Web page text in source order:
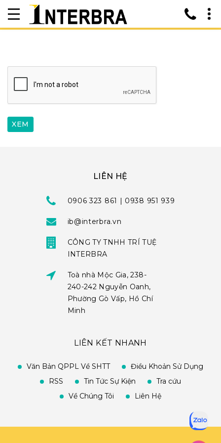
LIÊN HỆ
0906 323 861 | 0938 951 939
ib@interbra.vn
CÔNG TY TNHH TRÍ TUỆ
INTERBRA
Toà nhà Mộc Gia, 238-
240-242 Nguyễn Oanh,
Phường Gò Vấp, Hồ Chí
Minh
LIÊN KẾT NHANH
Văn Bản QPPL Về SHTT
Điều Khoản Sử Dụng
RSS
Tin Tức Sự Kiện
Tra cứu
Về Chúng Tôi
Liên Hệ